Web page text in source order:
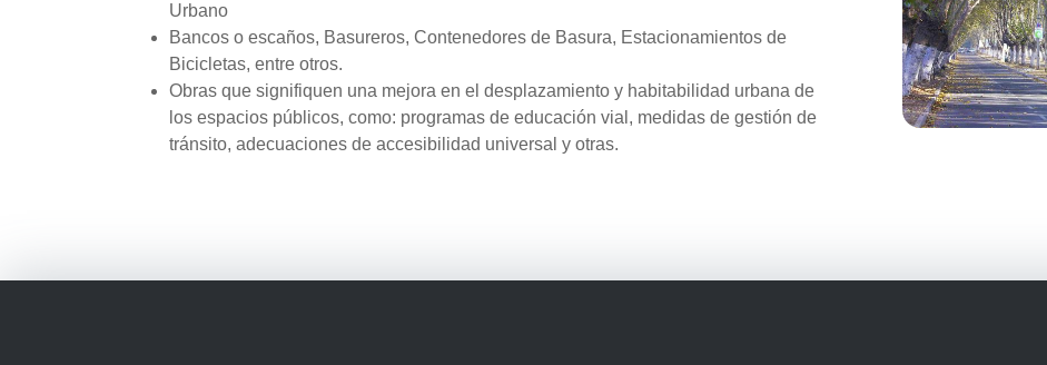
Urbano
Bancos o escaños, Basureros, Contenedores de Basura, Estacionamientos de
Bicicletas, entre otros.
Obras que signifiquen una mejora en el desplazamiento y habitabilidad urbana de
los espacios públicos, como: programas de educación vial, medidas de gestión de
tránsito, adecuaciones de accesibilidad universal y otras.